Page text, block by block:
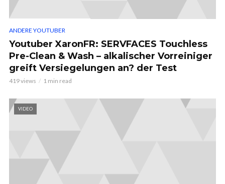
ANDERE YOUTUBER
Youtuber XaronFR: SERVFACES Touchless
Pre-Clean & Wash – alkalischer Vorreiniger
greift Versiegelungen an? der Test
419 views 1 min read
VIDEO